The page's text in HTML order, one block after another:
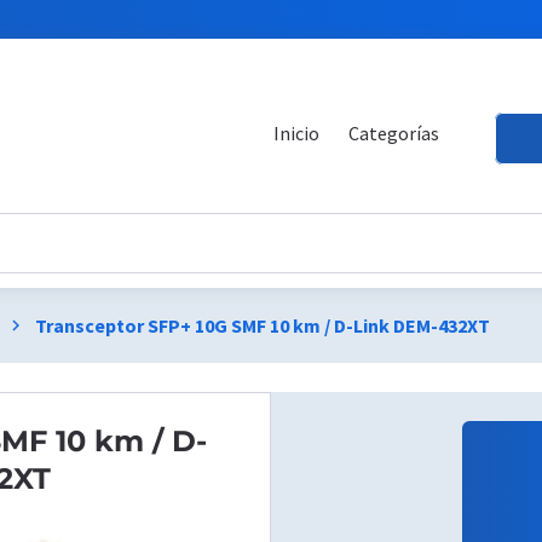
Inicio Categorías
chevron_right Transceptor SFP+ 10G SMF 10 km / D-Link DEM-432XT
10 km / D-